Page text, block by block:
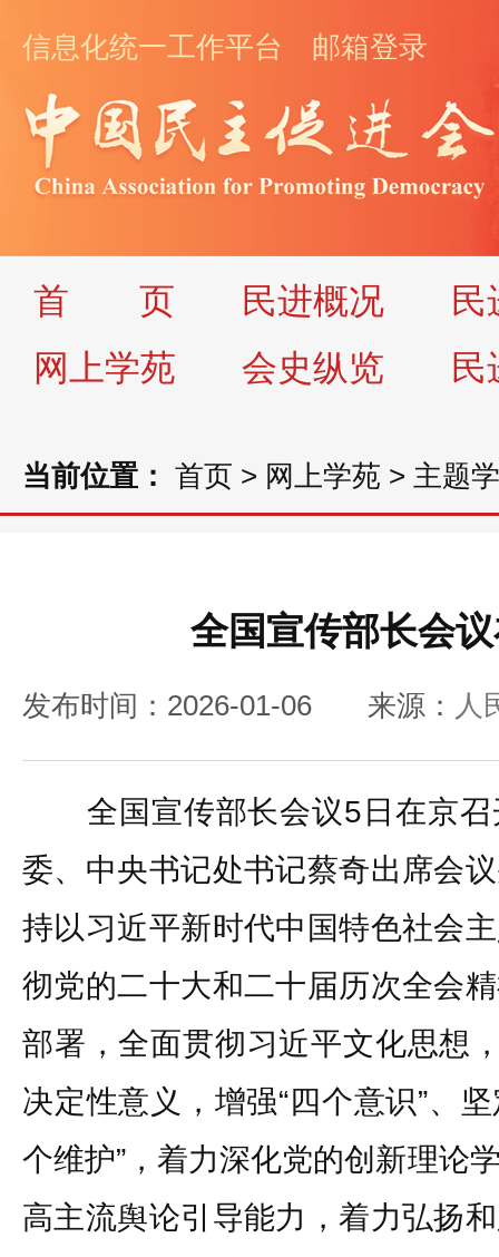
信息化统一工作平台 邮箱登录
首 页 民进概况
民
网上学苑
会史纵览 民
当前位置： 首页 > 网上学苑 > 主题
全国宣传部长会
发布时间：2026-01-06 来源： 人
全国宣传部长会议5日在京召
委、中央书记处书记蔡奇出席会
持以习近平新时代中国特色社会
彻党的二十大和二十届历次全会
部署，全面贯彻习近平文化思想
决定性意义，增强“四个意识”、
个维护”，着力深化党的创新理论
高主流舆论引导能力，着力弘扬